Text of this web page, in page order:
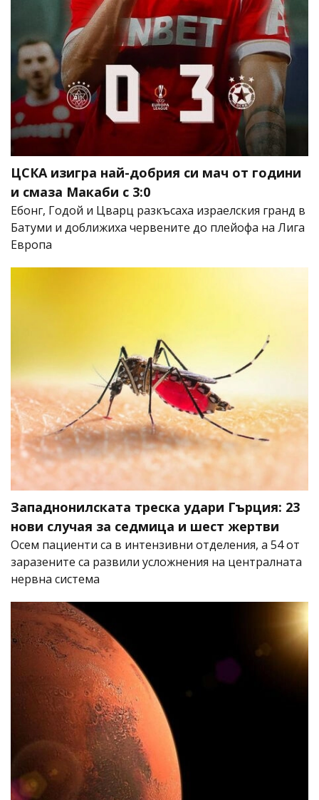
ЦСКА изигра най-добрия си мач от години
и смаза Макаби с 3:0
Ебонг, Годой и Цварц разкъсаха израелския гранд в
Батуми и доближиха червените до плейофа на Лига
Европа
Западнонилската треска удари Гърция: 23
нови случая за седмица и шест жертви
Осем пациенти са в интензивни отделения, а 54 от
заразените са развили усложнения на централната
нервна система